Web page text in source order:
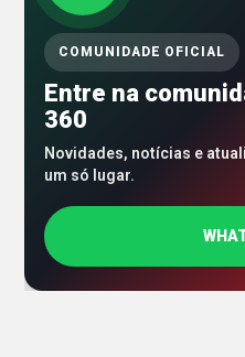
COMUNIDADE OFICIAL
Entre na
360
Novidades, notícias e
um só lugar.